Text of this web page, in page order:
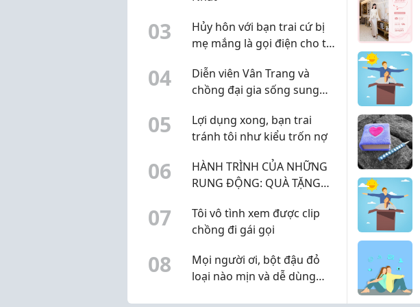
03
Hủy hôn với bạn trai cứ bị
mẹ mắng là gọi điện cho tôi
04
Diễn viên Vân Trang và
chồng đại gia sống sung
05
Lợi dụng xong, bạn trai
tránh tôi như kiểu trốn nợ
06
HÀNH TRÌNH CỦA NHỮNG
RUNG ĐỘNG: QUÀ TẶNG
CUNG BẬC CẢM XÚC
KHÔNG THỂ GỌI TÊN
07
Tôi vô tình xem được clip
chồng đi gái gọi
08
Mọi người ơi, bột đậu đỏ
loại nào mịn và dễ dùng